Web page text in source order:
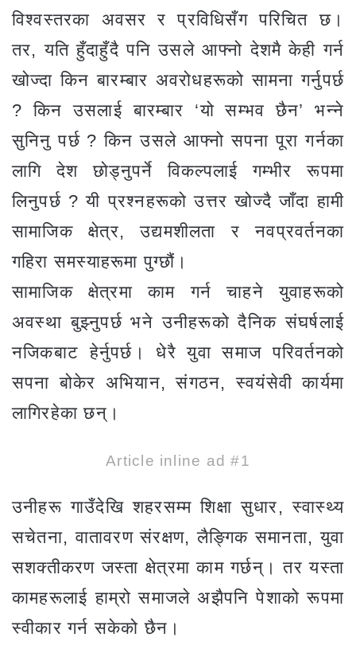
विश्वस्तरका अवसर र प्रविधिसँग परिचित छ।
तर, यति हुँदाहुँदै पनि उसले आफ्नो देशमै केही गर्न
खोज्दा किन बारम्बार अवरोधहरूको सामना गर्नुपर्छ
? किन उसलाई बारम्बार ‘यो सम्भव छैन’ भन्ने
सुनिनु पर्छ ? किन उसले आफ्नो सपना पूरा गर्नका
लागि देश छोड्नुपर्ने विकल्पलाई गम्भीर रूपमा
लिनुपर्छ ? यी प्रश्नहरूको उत्तर खोज्दै जाँदा हामी
सामाजिक क्षेत्र, उद्यमशीलता र नवप्रवर्तनका
गहिरा समस्याहरूमा पुग्छौं।
सामाजिक क्षेत्रमा काम गर्न चाहने युवाहरूको
अवस्था बुझ्नुपर्छ भने उनीहरूको दैनिक संघर्षलाई
नजिकबाट हेर्नुपर्छ। धेरै युवा समाज परिवर्तनको
सपना बोकेर अभियान, संगठन, स्वयंसेवी कार्यमा
लागिरहेका छन्।
Article inline ad #1
उनीहरू गाउँदेखि शहरसम्म शिक्षा सुधार, स्वास्थ्य
सचेतना, वातावरण संरक्षण, लैङ्गिक समानता, युवा
सशक्तीकरण जस्ता क्षेत्रमा काम गर्छन्। तर यस्ता
कामहरूलाई हाम्रो समाजले अझैपनि पेशाको रूपमा
स्वीकार गर्न सकेको छैन।